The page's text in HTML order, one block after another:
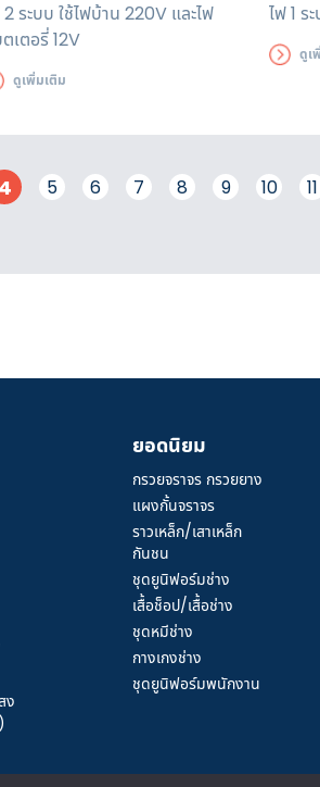
2 ระบบ ใช้ไฟบ้าน 220V และไฟ
เตอรี่ 12V
ดูเพิ่มเติม
ไฟ 1 ร
ดูเ
4 5 6 7 8 9 10 11
ง
ยอดนิยม
กรวยจราจร กรวยยาง
แผงกั้นจราจร
ราวเหล็ก/เสาเหล็ก
กันชน
ชุดยูนิฟอร์มช่าง
เสื้อช็อป/เสื้อช่าง
ชุดหมีช่าง
กางเกงช่าง
ชุดยูนิฟอร์มพนักงาน